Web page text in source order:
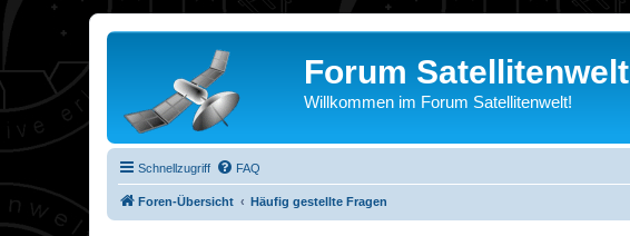
Forum Satellitenwelt
Willkommen im Forum Satellitenwelt!
Schnellzugriff FAQ
Foren-Übersicht Häufig gestellte Fragen